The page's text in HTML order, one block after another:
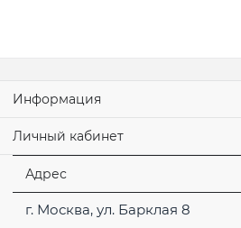
Информация
Личный кабинет
Адрес
г. Москва, ул. Барклая 8